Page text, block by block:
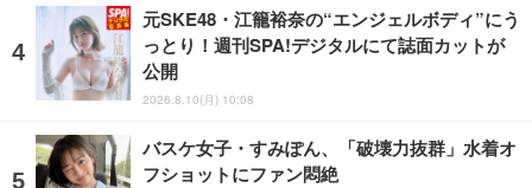
元SKE48・江籠裕奈の“エンジェルボディ”にう
っとり！週刊SPA!デジタルにて誌面カットが
公開
2026.8.10(月) 10:08
バスケ女子・すみぽん、「破壊力抜群」水着オ
フショットにファン悶絶